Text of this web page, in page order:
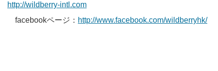
http://wildberry-intl.com
facebookページ： http://www.facebook.com/wildberryhk/